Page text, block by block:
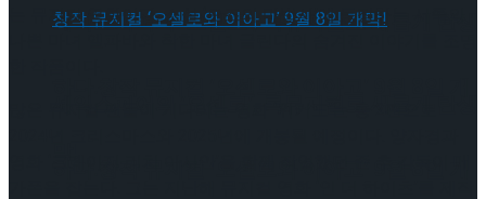
셰익스피어의 ‘오셀로’, 록뮤지컬로 새롭게 탄생
는 뮤지컬 영화이다. 소설 ‘오즈의 마법사’에 등장하는 서쪽의